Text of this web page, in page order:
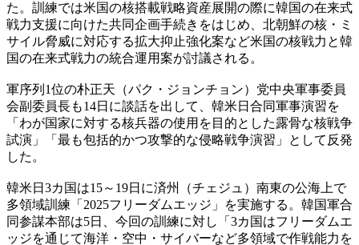
た。訓練では米国の核搭載戦略資産展開の際に韓国の在来式
戦力支援に向けた共同企画手続きをはじめ、北朝鮮の核・ミ
サイル脅威に対応する拡大抑止強化案など米国の核戦力と韓
国の在来式戦力の統合運用案が討議される。
軍序列1位の朴正天（パク・ジョンチョン）党中央軍事委員
会副委員長も14日に談話を出して、韓米日合同軍事演習を
「わが国家に対する核兵器の使用を目的とした露骨な核戦争
試演」「最も包括的かつ攻撃的な侵略戦争演習」として反発
した。
韓米日3カ国は15～19日に済州（チェジュ）南東の公海上で
多領域訓練「2025フリーダムエッジ」を実施する。韓国軍合
同参謀本部は5日、今回の訓練に対し「3カ国はフリーダムエ
ッジを通じて海洋・空中・サイバーなど多領域で作戦能力を